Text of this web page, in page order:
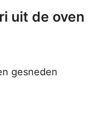
uit de oven
gesneden